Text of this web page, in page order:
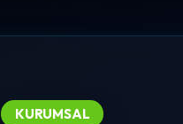
KURUMSAL